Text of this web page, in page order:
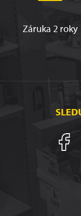
Záruka 2 roky